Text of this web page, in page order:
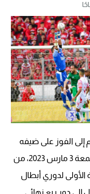
إلى الفوز على ضيفه
فيتا كلوب من جمهورية الكونغو، الجمعة 3 مارس 2023، من
الأولى لدوري أبطال